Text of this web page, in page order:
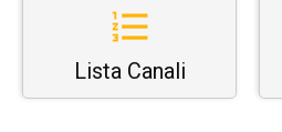
Lista Canali